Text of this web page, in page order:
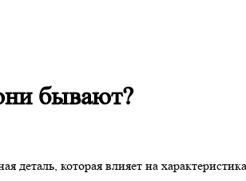
бывают?
которая влияет на